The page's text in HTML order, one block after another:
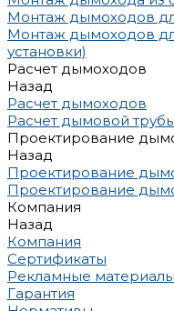
Монтаж дымоходов
Монтаж дымоходов
установки)
Расчет дымоходов
Назад
Расчет дымоходов
Расчет дымовой
Проектирование
Назад
Проектирование
Проектирование
Компания
Назад
Компания
Сертификаты
Рекламные материалы
Гарантия